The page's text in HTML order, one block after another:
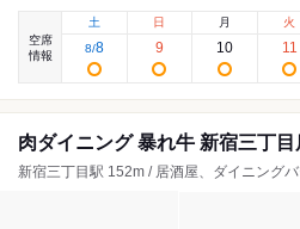
空席
情報
土
8/8
日
9
月
10
火
11
肉ダイニング 暴れ牛 新宿三丁目
新宿三丁目駅 152m / 居酒屋、ダイニング